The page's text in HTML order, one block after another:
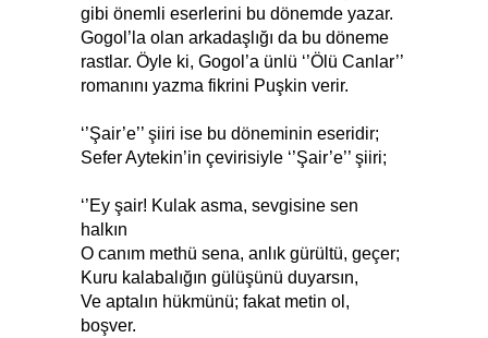
gibi önemli eserlerini bu dönemde yazar.
Gogol’la olan arkadaşlığı da bu döneme
rastlar. Öyle ki, Gogol’a ünlü ‘’Ölü Canlar’’
romanını yazma fikrini Puşkin verir.
‘’Şair’e’’ şiiri ise bu döneminin eseridir;
Sefer Aytekin’in çevirisiyle ‘’Şair’e’’ şiiri;
‘’Ey şair! Kulak asma, sevgisine sen
halkın
O canım methü sena, anlık gürültü, geçer;
Kuru kalabalığın gülüşünü duyarsın,
Ve aptalın hükmünü; fakat metin ol,
boşver.